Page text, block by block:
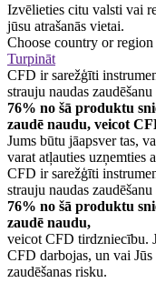
Izvēlieties citu valsti vai
jūsu atrašanās vietai.
Choose country or region
Turpināt
CFD ir sarežģīti
strauju naudas
76% no šā produktu
zaudē naudu, veicot
Jums būtu jāapsver tas,
varat atļauties uzņemties
CFD ir sarežģīti
strauju naudas
76% no šā produktu
zaudē naudu,
veicot CFD tirdzniecību.
CFD darbojas, un vai Jūs
zaudēšanas risku.